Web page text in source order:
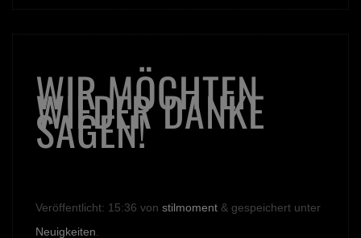
WIR MÖCHTEN
WIEDER DANKE
SAGEN!
Veröffentlicht: 15:36 von stilmoment & gespeichert unter
Neuigkeiten